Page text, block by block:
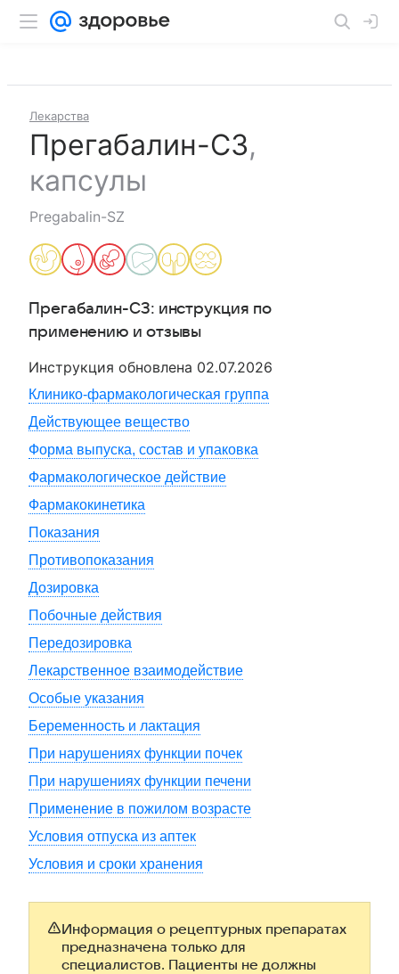
Лекарства
Прегабалин-СЗ,
капсулы
Pregabalin-SZ
Прегабалин-СЗ: инструкция по
применению и отзывы
Инструкция обновлена 02.07.2026
Клинико-фармакологическая группа
Действующее вещество
Форма выпуска, состав и упаковка
Фармакологическое действие
Фармакокинетика
Показания
Противопоказания
Дозировка
Побочные действия
Передозировка
Лекарственное взаимодействие
Особые указания
Беременность и лактация
При нарушениях функции почек
При нарушениях функции печени
Применение в пожилом возрасте
Условия отпуска из аптек
Условия и сроки хранения
Информация о рецептурных препаратах
предназначена только для
специалистов. Пациенты не должны